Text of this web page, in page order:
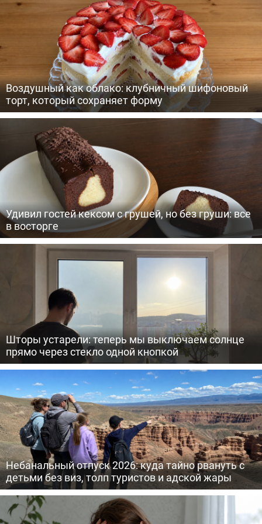
Воздушный как облако: клубничный шифоновый
торт, который сохраняет форму
Удивил гостей кексом с грушей, но без груши: все
в восторге
Шторы устарели: теперь мы выключаем солнце
прямо через стекло одной кнопкой
Небанальный отпуск 2026: куда тайно рвануть с
детьми без виз, толп туристов и адской жары